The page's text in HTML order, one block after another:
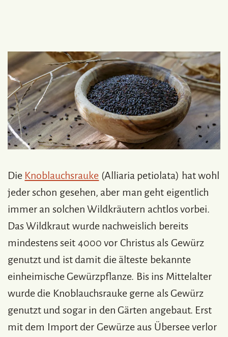
Die Knoblauchsrauke (Alliaria petiolata) hat wohl
jeder schon gesehen, aber man geht eigentlich
immer an solchen Wildkräutern achtlos vorbei.
Das Wildkraut wurde nachweislich bereits
mindestens seit 4000 vor Christus als Gewürz
genutzt und ist damit die älteste bekannte
einheimische Gewürzpflanze. Bis ins Mittelalter
wurde die Knoblauchsrauke gerne als Gewürz
genutzt und sogar in den Gärten angebaut. Erst
mit dem Import der Gewürze aus Übersee verlor